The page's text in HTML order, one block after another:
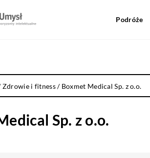
Podróże
Zdrowie i fitness/ Boxmet Medical Sp. z o.o.
Sp. z o.o.